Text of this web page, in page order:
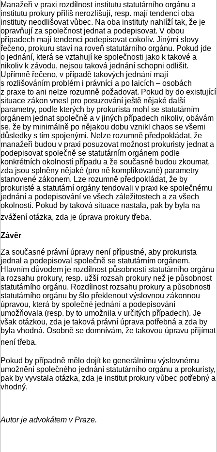
Manažeři v praxi rozdílnost institutu statutárního orgánu a
institutu prokury příliš nerozlišují, resp. mají tendenci oba
instituty neodlišovat vůbec. Na oba instituty nahlíží tak, že je
opravňují za společnost jednat a podepisovat. V obou
případech mají tendenci podepisovat cokoliv. Jinými slovy
řečeno, prokuru staví na roveň statutárního orgánu. Pokud jde
o jednání, která se vztahují ke společnosti jako k takové a
nikoliv k závodu, nejsou taková jednání schopni odlišit.
Upřímně řečeno, v případě takových jednání mají
s rozlišováním problém i právníci a po laicích – osobách
z praxe to ani nelze rozumně požadovat. Pokud by do existující
situace zákon vnesl pro posuzování ještě nějaké další
parametry, podle kterých by prokurista mohl se statutárním
orgánem jednat společně a v jiných případech nikoliv, obávám
se, že by minimálně po nějakou dobu vznikl chaos se všemi
důsledky s tím spojenými. Nelze rozumně předpokládat, že
manažeři budou v praxi posuzovat možnost prokuristy jednat a
podepisovat společně se statutárním orgánem podle
konkrétních okolností případu a že současně budou zkoumat,
zda jsou splněny nějaké (pro ně komplikované) parametry
stanovené zákonem. Lze rozumně předpokládat, že by
prokuristé a statutární orgány tendovali v praxi ke společnému
jednání a podepisování ve všech záležitostech a za všech
okolností. Pokud by taková situace nastala, pak by byla na
zvážení otázka, zda je úprava prokury třeba.
Závěr
Za současné právní úpravy není přípustné, aby prokurista
jednal a podepisoval společně se statutárním orgánem.
Hlavním důvodem je rozdílnost působnosti statutárního orgánu
a rozsahu prokury, resp. užší rozsah prokury než je působnost
statutárního orgánu. Rozdílnost rozsahu prokury a působnosti
statutárního orgánu by šlo překlenout výslovnou zákonnou
úpravou, která by společné jednání a podepisování
umožňovala (resp. by to umožnila v určitých případech). Je
však otázkou, zda je taková právní úprava potřebná a zda by
byla vhodná. Osobně se domnívám, že takovou úpravu přijímat
není třeba.
Pokud by případně mělo dojít ke generálnímu výslovnému
umožnění společného jednání statutárního orgánu a prokuristy,
pak by vyvstala otázka, zda je institut prokury vůbec potřebný a
vhodný.
Autor je advokátem v Praze.